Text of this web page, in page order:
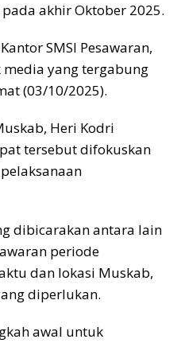
akhir Oktober 2025.
SMSI Pesawaran,
yang tergabung
(03/10/2025).
Heri Kodri
tersebut difokuskan
dibicarakan antara lain
periode
dan lokasi Muskab,
diperlukan.
awal untuk